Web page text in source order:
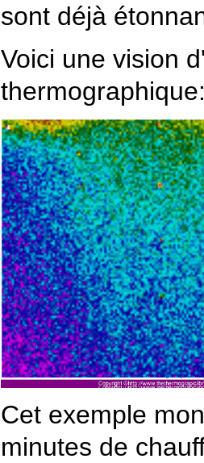
sont déjà
Voici une vision
Cet exemple
minutes de